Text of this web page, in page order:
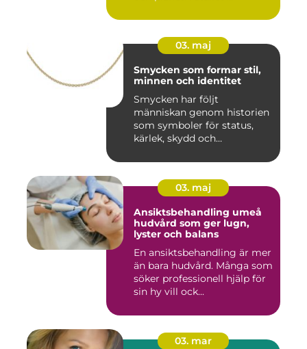
03. maj
Smycken som formar stil,
minnen och identitet
Smycken har följt
människan genom historien
som symboler för status,
kärlek, skydd och
03. maj
Ansiktsbehandling umeå
hudvård som ger lugn,
lyster och balans
En ansiktsbehandling är mer
än bara hudvård. Många som
söker professionell hjälp för
sin hy vill ock...
03. mar